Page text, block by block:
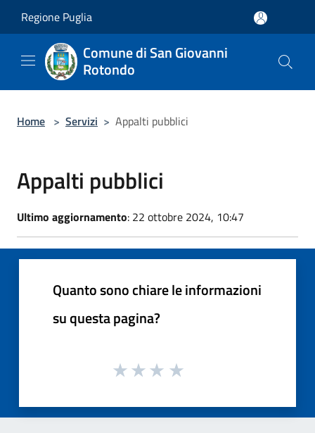
Regione Puglia
Comune di San Giovanni
Rotondo
Home > Servizi > Appalti pubblici
Appalti pubblici
Ultimo aggiornamento: 22 ottobre 2024, 10:47
Quanto sono chiare le informazioni
su questa pagina?